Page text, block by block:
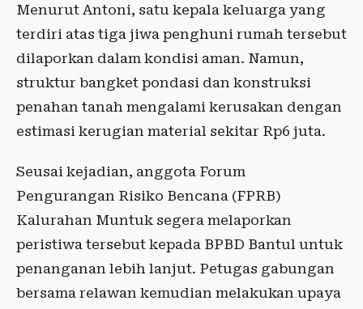
Menurut Antoni, satu kepala keluarga yang
terdiri atas tiga jiwa penghuni rumah tersebut
dilaporkan dalam kondisi aman. Namun,
struktur bangket pondasi dan konstruksi
penahan tanah mengalami kerusakan dengan
estimasi kerugian material sekitar Rp6 juta.
Seusai kejadian, anggota Forum
Pengurangan Risiko Bencana (FPRB)
Kalurahan Muntuk segera melaporkan
peristiwa tersebut kepada BPBD Bantul untuk
penanganan lebih lanjut. Petugas gabungan
bersama relawan kemudian melakukan upaya